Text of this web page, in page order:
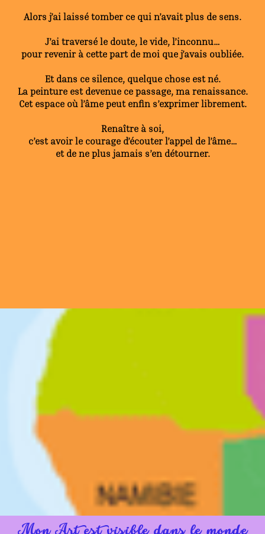
Alors j’ai laissé tomber ce qui n’avait plus de sens.
J’ai traversé le doute, le vide, l’inconnu…
pour revenir à cette part de moi que j’avais oubliée.
Et dans ce silence, quelque chose est né.
La peinture est devenue ce passage, ma renaissance.
Cet espace où l’âme peut enfin s’exprimer librement.
Renaître à soi,
c’est avoir le courage d’écouter l’appel de l’âme…
et de ne plus jamais s’en détourner.
Mon Art est visible dans le monde